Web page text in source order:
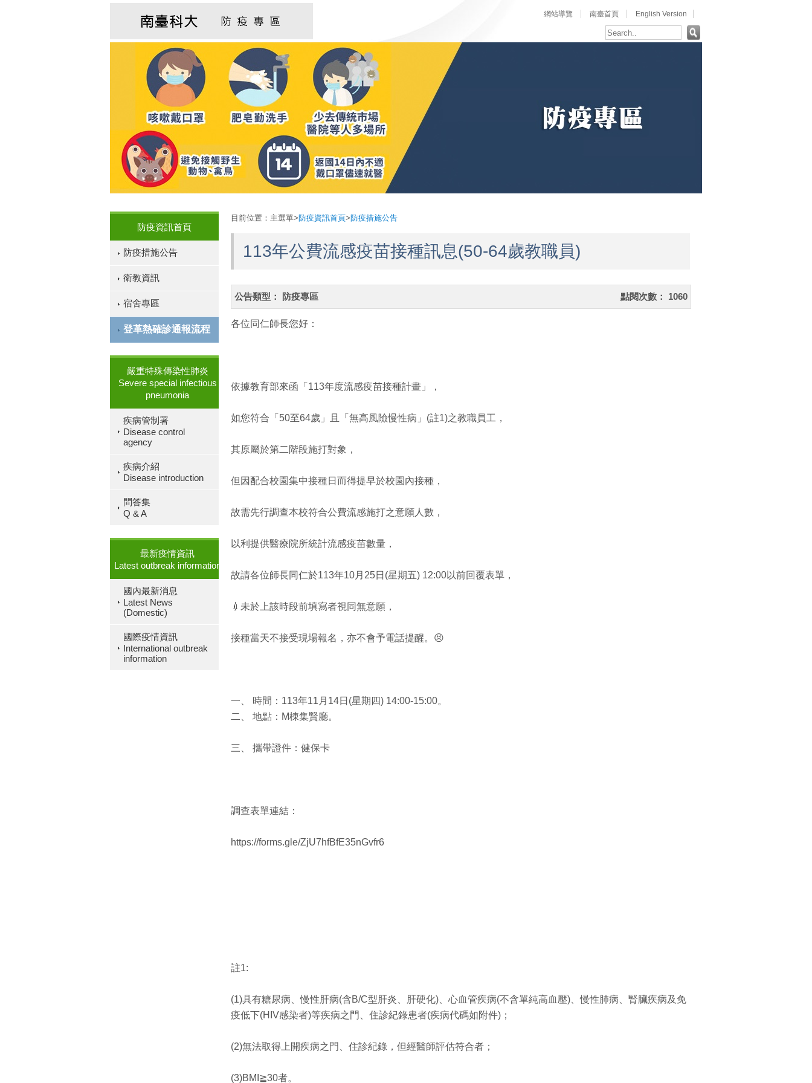
網站導覽
南臺首頁 English Version
防疫資訊首頁
防疫措施公告
衛教資訊
宿舍專區
登革熱確診通報流程
嚴重特殊傳染性肺炎
Severe special infectious
pneumonia
疾病管制署
Disease control
agency
疾病介紹
Disease introduction
問答集
Q & A
最新疫情資訊
Latest outbreak information
國內最新消息
Latest News
(Domestic)
國際疫情資訊
International outbreak
information
目前位置： 主選單>防疫資訊首頁>防疫措施公告
113年公費流感疫苗接種訊息(50-64歲教職員)
公告類型： 防疫專區 點閱次數： 1060
各位同仁師長您好：
依據教育部來函「113年度流感疫苗接種計畫」，
如您符合「50至64歲」且「無高風險慢性病」(註1)之教職員工，
其原屬於第二階段施打對象，
但因配合校園集中接種日而得提早於校園內接種，
故需先行調查本校符合公費流感施打之意願人數，
以利提供醫療院所統計流感疫苗數量，
故請各位師長同仁於113年10月25日(星期五) 12:00以前回覆表單，
💉未於上該時段前填寫者視同無意願，
接種當天不接受現場報名，亦不會予電話提醒。😣
一、 時間：113年11月14日(星期四) 14:00-15:00。
二、 地點：M棟集賢廳。
三、 攜帶證件：健保卡
調查表單連結：
https://forms.gle/ZjU7hfBfE35nGvfr6
註1:
(1)具有糖尿病、慢性肝病(含B/C型肝炎、肝硬化)、心血管疾病(不含單純高血壓)、慢性肺病、腎臟疾病及免
疫低下(HIV感染者)等疾病之門、住診紀錄患者(疾病代碼如附件)；
(2)無法取得上開疾病之門、住診紀錄，但經醫師評估符合者；
(3)BMI≧30者。